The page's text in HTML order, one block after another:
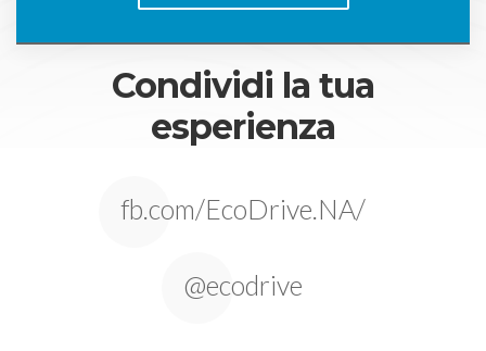
Condividi la tua
esperienza
fb.com/EcoDrive.NA/
@ecodrive